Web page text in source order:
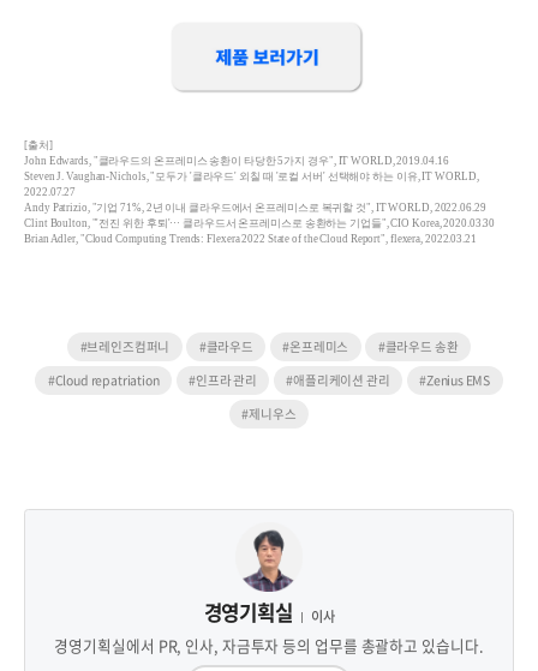
[출처]
John Edwards, "클라우드의 온프레미스 송환이 타당한 5가지 경우", IT WORLD, 2019.04.16
Steven J. Vaughan-Nichols, "모두가 '클라우드' 외칠 때 '로컬 서버' 선택해야 하는 이유, IT WORLD,
2022.07.27
Andy Patrizio, "기업 71%, 2년 이내 클라우드에서 온프레미스로 복귀할 것", IT WORLD, 2022.06.29
Clint Boulton, "'전진 위한 후퇴'··· 클라우드서 온프레미스로 송환하는 기업들", CIO Korea, 2020.03.30
Brian Adler, "Cloud Computing Trends: Flexera 2022 State of the Cloud Report", flexera, 2022.03.21
#브레인즈컴퍼니 #클라우드 #온프레미스
#클라우드 송환
#Cloud repatriation
#인프라 관리 #애플리케이션 관리
#Zenius EMS
#제니우스
경영기획실 이사
경영기획실에서 PR, 인사, 자금투자 등의 업무를 총괄하고 있습니다.